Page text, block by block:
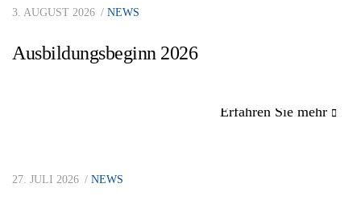
3. AUGUST 2026 NEWS
Ausbildungsbeginn 2026
Erfahren Sie mehr
27. JULI 2026 NEWS